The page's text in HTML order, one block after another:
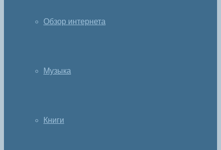
Обзор интернета
Музыка
Книги